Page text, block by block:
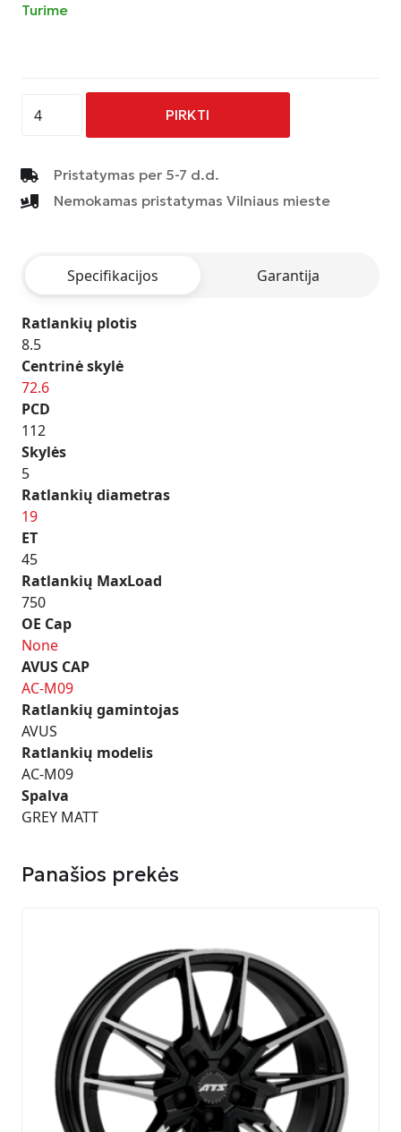
Turime
kiekis:
-
AC-
M09
PIRKTI
Pristatymas per 5-7 d.d.
Nemokamas pristatymas Vilniaus mieste
Specifikacijos Garantija
Ratlankių plotis
8.5
Centrinė skylė
72.6
PCD
112
Skylės
5
Ratlankių diametras
19
ET
45
Ratlankių MaxLoad
750
OE Cap
None
AVUS CAP
AC-M09
Ratlankių gamintojas
AVUS
Ratlankių modelis
AC-M09
Spalva
GREY MATT
Panašios prekės